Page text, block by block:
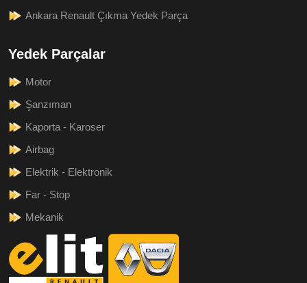
Ankara Renault Çıkma Yedek Parça
Yedek Parçalar
Motor
Şanzıman
Kaporta - Karoser
Airbag
Elektrik - Elektronik
Far - Stop
Mekanik